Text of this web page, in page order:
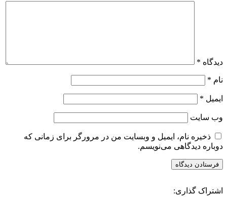
دیدگاه *
نام *
ایمیل *
وب‌ سایت
ذخیره نام، ایمیل و وبسایت من در مرورگر برای زمانی که
دوباره دیدگاهی می‌نویسم.
اشتراک گذاری: